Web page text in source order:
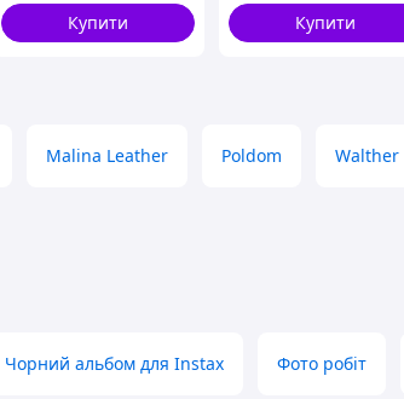
Купити
Купити
Malina Leather Poldom Walther
Чорний альбом для Instax Фото робіт